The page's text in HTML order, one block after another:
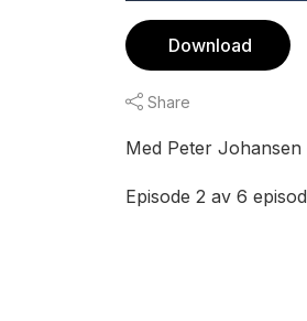
Download
Share
Med Peter Johansen
Episode 2 av 6